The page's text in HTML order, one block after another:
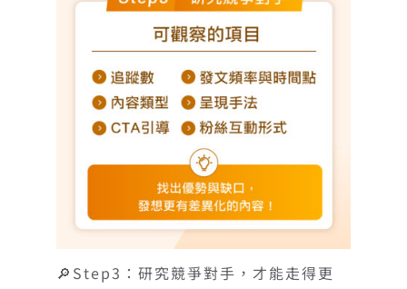
🔎Step3：研究競爭對手，才能走得更